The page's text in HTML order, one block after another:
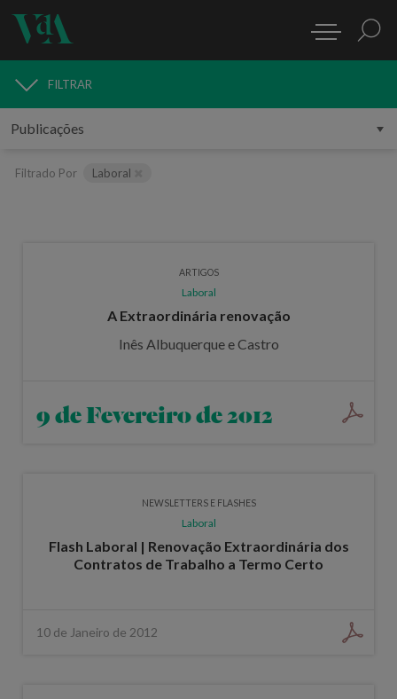
PUBLICAÇÕES
FILTRAR
Filtrado Por Laboral
ARTIGOS
Laboral
A Extraordinária renovação
Inês Albuquerque e Castro
9 de Fevereiro de 2012
NEWSLETTERS E FLASHES
Laboral
Flash Laboral | Renovação Extraordinária dos
Contratos de Trabalho a Termo Certo
10 de Janeiro de 2012